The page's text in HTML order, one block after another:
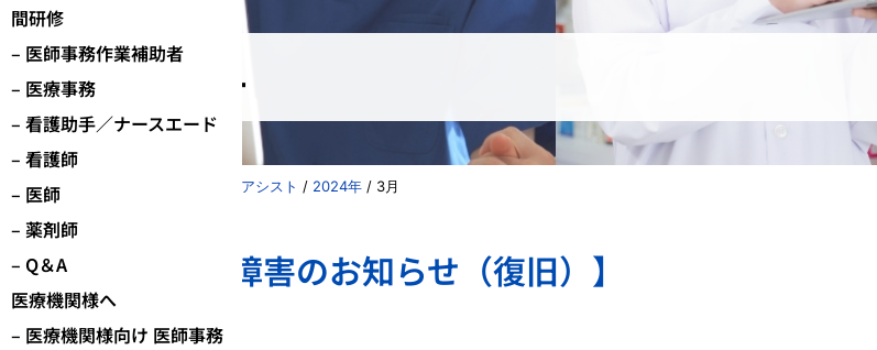
間研修
– 医師事務作業補助者
– 医療事務
– 看護助手／ナースエード
– 看護師
– 医師
– 薬剤師
– Q＆A
医療機関様へ
– 医療機関様向け 医師事務
3月 2024
株式会社パーソナルアシスト / 2024年 / 3月
【通信システム障害のお知らせ（復旧）】